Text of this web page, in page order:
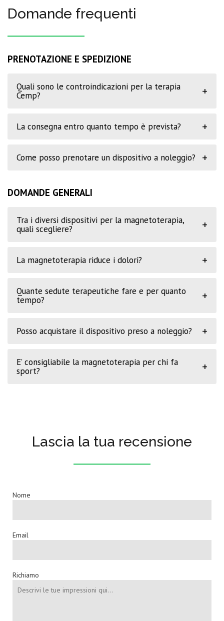
Domande frequenti
PRENOTAZIONE E SPEDIZIONE
Quali sono le controindicazioni per la terapia
Cemp?
+
La consegna entro quanto tempo è prevista? +
Come posso prenotare un dispositivo a noleggio? +
DOMANDE GENERALI
Tra i diversi dispositivi per la magnetoterapia,
quali scegliere?
+
La magnetoterapia riduce i dolori? +
Quante sedute terapeutiche fare e per quanto
tempo?
+
Posso acquistare il dispositivo preso a noleggio? +
E’ consigliabile la magnetoterapia per chi fa
sport?
+
Lascia la tua recensione
Nome
Email
Richiamo